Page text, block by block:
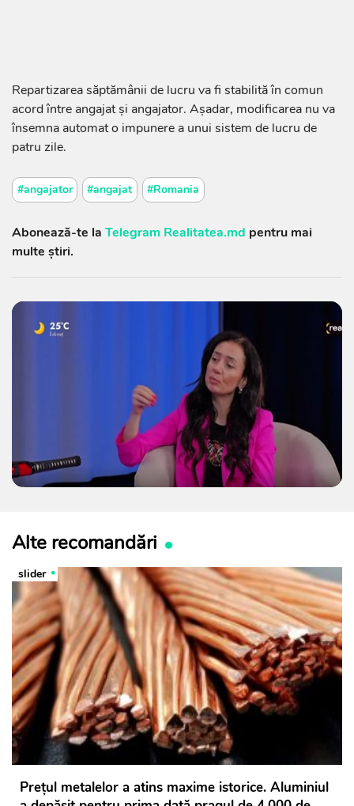
Repartizarea săptămânii de lucru va fi stabilită în comun
acord între angajat și angajator. Așadar, modificarea nu va
însemna automat o impunere a unui sistem de lucru de
patru zile.
#angajator #angajat #Romania
Abonează-te la Telegram Realitatea.md pentru mai
multe știri.
Alte recomandări
slider
Prețul metalelor a atins maxime istorice. Aluminiul